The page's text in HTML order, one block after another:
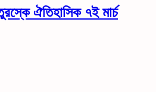
ঐতিহাসিক ৭ই মার্চ